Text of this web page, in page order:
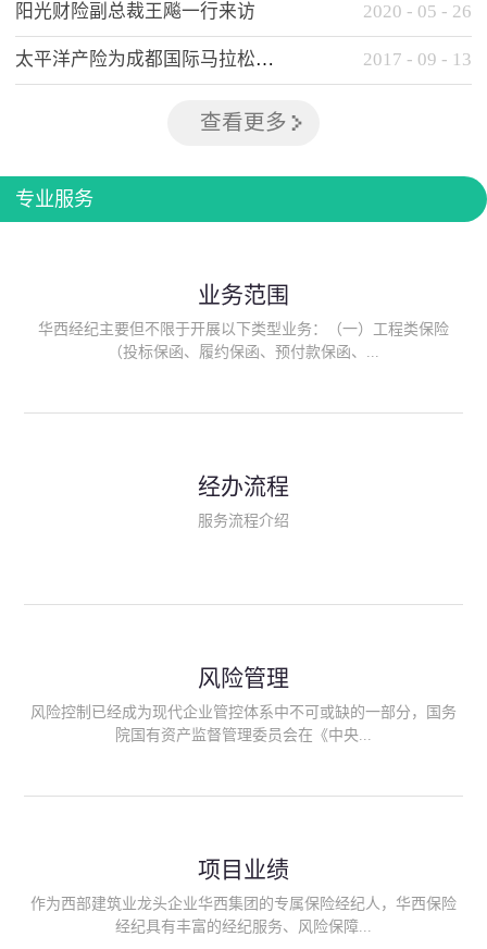
阳光财险副总裁王飚一行来访 2020 - 05 - 26
太平洋产险为成都国际马拉松提供全方位保险保障 2017 - 09 - 13
查看更多
专业服务
业务范围
华西经纪主要但不限于开展以下类型业务：（一）工程类保险
（投标保函、履约保函、预付款保函、...
险、政府公共安全责任保险/自然灾害公众责任保险、精神病监护
人责任险、首台套/首版次保险、科技保险等）；（三）传统财产
险产品；（六）保险招投标业务。随着业务的开展，华西经纪会
供专业、优质的保险经纪服务。
经办流程
服务流程介绍
风险管理
风险控制已经成为现代企业管控体系中不可或缺的一部分，国务
院国有资产监督管理委员会在《中央...
能够为客户降低风险管理成本，提高经营效率；能够为企业提供
从风险评估、风险分析、风险防范、风险转移到灾后防损、索赔
等全方位、全过程、专家式的服务，拓展和深化由保险公司提供
项目业绩
作为西部建筑业龙头企业华西集团的专属保险经纪人，华西保险
经纪具有丰富的经纪服务、风险保障...